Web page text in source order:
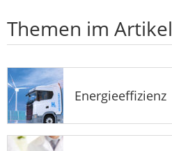
Themen im Artikel
Energieeffizienz